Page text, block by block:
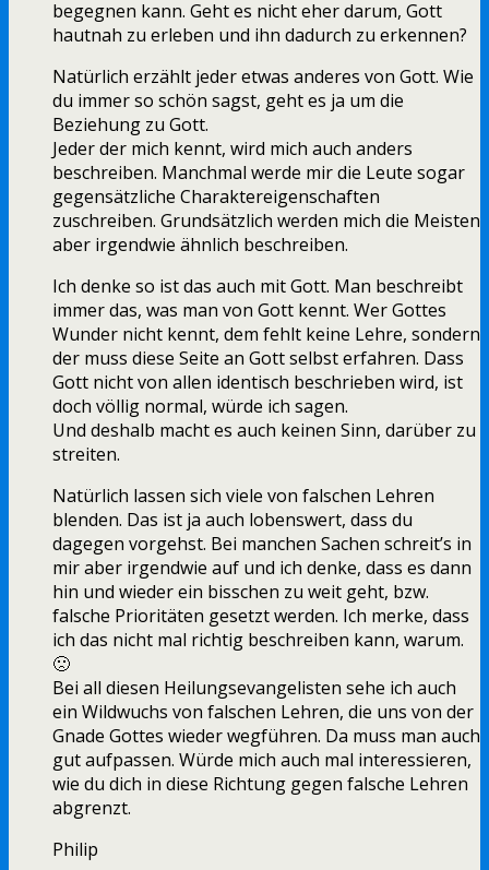
begegnen kann. Geht es nicht eher darum, Gott
hautnah zu erleben und ihn dadurch zu erkennen?
Natürlich erzählt jeder etwas anderes von Gott. Wie
du immer so schön sagst, geht es ja um die
Beziehung zu Gott.
Jeder der mich kennt, wird mich auch anders
beschreiben. Manchmal werde mir die Leute sogar
gegensätzliche Charaktereigenschaften
zuschreiben. Grundsätzlich werden mich die Meisten
aber irgendwie ähnlich beschreiben.
Ich denke so ist das auch mit Gott. Man beschreibt
immer das, was man von Gott kennt. Wer Gottes
Wunder nicht kennt, dem fehlt keine Lehre, sondern
der muss diese Seite an Gott selbst erfahren. Dass
Gott nicht von allen identisch beschrieben wird, ist
doch völlig normal, würde ich sagen.
Und deshalb macht es auch keinen Sinn, darüber zu
streiten.
Natürlich lassen sich viele von falschen Lehren
blenden. Das ist ja auch lobenswert, dass du
dagegen vorgehst. Bei manchen Sachen schreit’s in
mir aber irgendwie auf und ich denke, dass es dann
hin und wieder ein bisschen zu weit geht, bzw.
falsche Prioritäten gesetzt werden. Ich merke, dass
ich das nicht mal richtig beschreiben kann, warum.
🙁
Bei all diesen Heilungsevangelisten sehe ich auch
ein Wildwuchs von falschen Lehren, die uns von der
Gnade Gottes wieder wegführen. Da muss man auch
gut aufpassen. Würde mich auch mal interessieren,
wie du dich in diese Richtung gegen falsche Lehren
abgrenzt.
Philip